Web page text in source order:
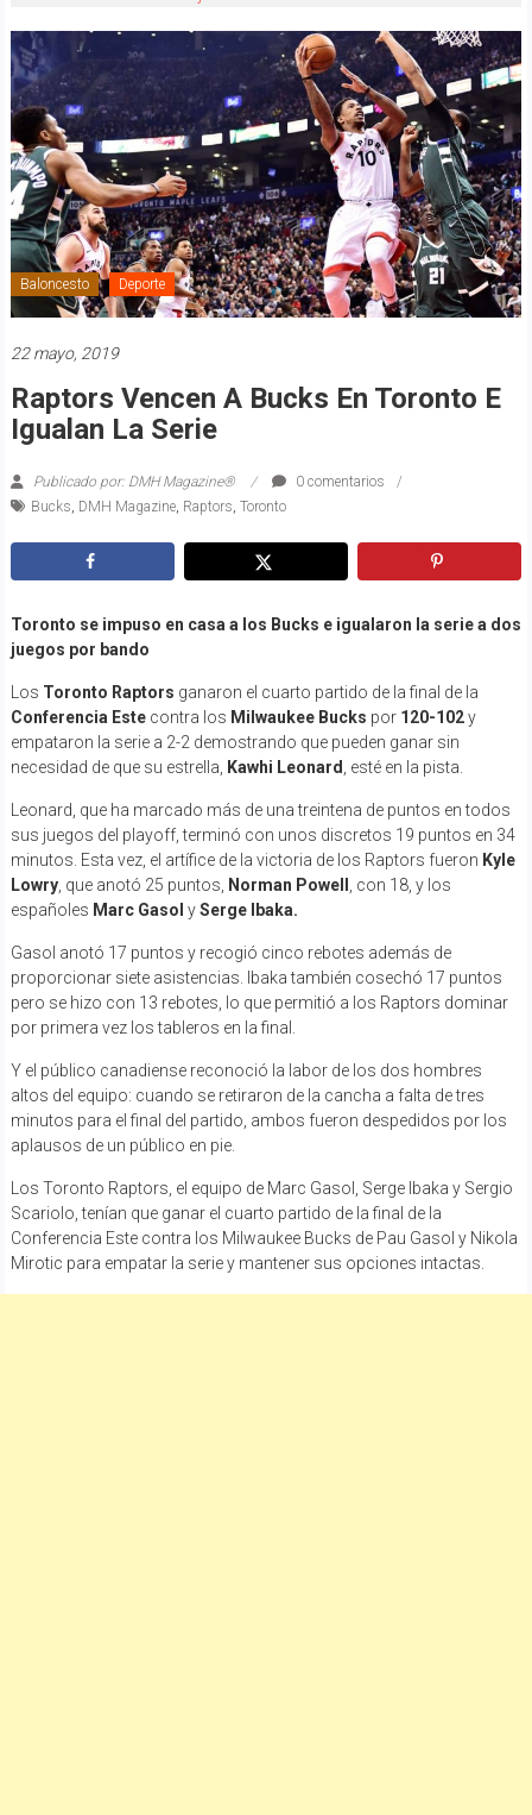
Baloncesto Deporte
22 mayo, 2019
Raptors Vencen A Bucks En Toronto E
Igualan La Serie
Publicado por: DMH Magazine®
0 comentarios
Bucks, DMH Magazine, Raptors, Toronto
Toronto se impuso en casa a los Bucks e igualaron la serie a dos
juegos por bando
Los Toronto Raptors ganaron el cuarto partido de la final de la
Conferencia Estecontra los Milwaukee Bucks por 120-102y
empataron la serie a 2-2 demostrando que pueden ganar sin
necesidad de que su estrella,
Kawhi Leonard , esté en la pista.
Leonard, que ha marcado más de una treintena de puntos en todos
sus juegos del playoff, terminó con unos discretos 19 puntos en 34
minutos. Esta vez, el artífice de la victoria de los Raptors fueron Kyle
Lowry, que anotó 25 puntos, Norman Powell
, con 18, y los
españoles Marc Gasol ySerge Ibaka.
Gasol anotó 17 puntos y recogió cinco rebotes además de
proporcionar siete asistencias. Ibaka también cosechó 17 puntos
pero se hizo con 13 rebotes, lo que permitió a los Raptors dominar
por primera vez los tableros en la final.
Y el público canadiense reconoció la labor de los dos hombres
altos del equipo: cuando se retiraron de la cancha a falta de tres
minutos para el final del partido, ambos fueron despedidos por los
aplausos de un público en pie.
Los Toronto Raptors, el equipo de Marc Gasol, Serge Ibaka y Sergio
Scariolo, tenían que ganar el cuarto partido de la final de la
Conferencia Este contra los Milwaukee Bucks de Pau Gasol y Nikola
Mirotic para empatar la serie y mantener sus opciones intactas.